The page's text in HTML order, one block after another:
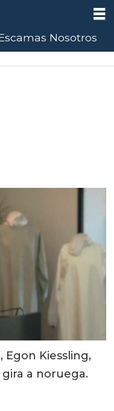
Egon Kiessling,
a noruega.
Nosotros